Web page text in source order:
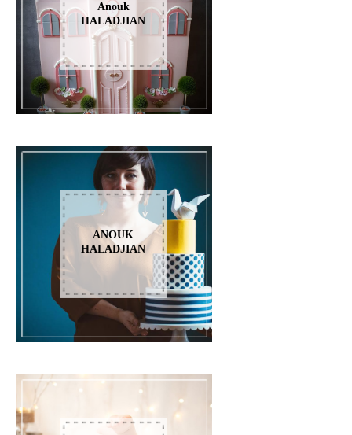
Anouk
HALADJIAN
ANOUK
HALADJIAN